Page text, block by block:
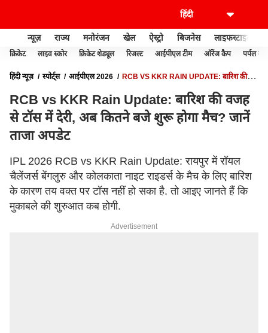
न्यूज़ राज्य मनोरंजन खेल ऐस्ट्रो बिजनेस लाइफस्टाइल
क्रिकेट लाइव स्कोर क्रिकेट शेड्यूल रिजल्ट आईपीएल टीम ऑरेंज कैप पर्पल कैप
हिंदी न्यूज़ स्पोर्ट्स आईपीएल 2026
RCB VS KKR RAIN UPDATE: बारिश की
RCB vs KKR Rain Update: बारिश की वजह
से टॉस में देरी, अब कितने बजे शुरू होगा मैच? जानें
ताजा अपडेट
IPL 2026 RCB vs KKR Rain Update: रायपुर में रॉयल
चैलेंजर्स बेंगलुरु और कोलकाता नाइट राइडर्स के मैच के लिए बारिश
के कारण तय वक्त पर टॉस नहीं हो सका है. तो आइए जानते हैं कि
मुकाबले की शुरुआत कब होगी.
Advertisement